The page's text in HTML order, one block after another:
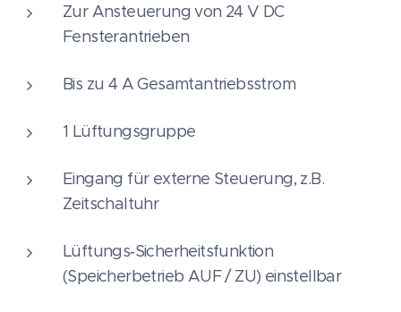
Zur Ansteuerung von 24 V DC
Fensterantrieben
Bis zu 4 A Gesamtantriebsstrom
1 Lüftungsgruppe
Eingang für externe Steuerung, z.B.
Zeitschaltuhr
Lüftungs‑Sicherheitsfunktion
(Speicherbetrieb AUF / ZU) einstellbar